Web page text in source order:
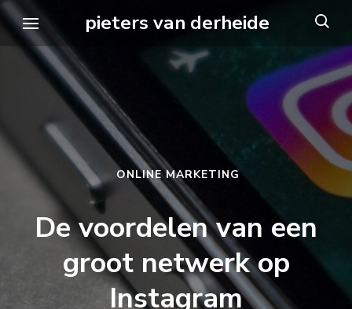
Ga
naar
inhoud
pieters van derheide
ONLINE MARKETING
De voordelen van een
groot netwerk op
Instagram